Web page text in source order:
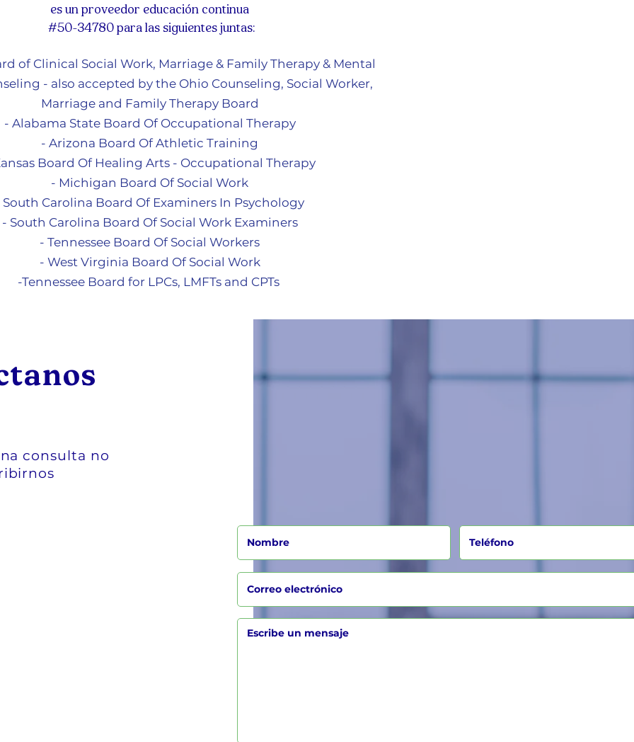
es un proveedor educación continua
#50-34780 para las siguientes juntas:
of Clinical Social Work, Marriage & Family Therapy & Mental
- also accepted by the Ohio Counseling, Social Worker,
Marriage and Family Therapy Board
- Alabama State Board Of Occupational Therapy
- Arizona Board Of Athletic Training
Board Of Healing Arts - Occupational Therapy
- Michigan Board Of Social Work
South Carolina Board Of Examiners In Psychology
- South Carolina Board Of Social Work Examiners
- Tennessee Board Of Social Workers
- West Virginia Board Of Social Work
-Tennessee Board for LPCs, LMFTs and CPTs
consulta no